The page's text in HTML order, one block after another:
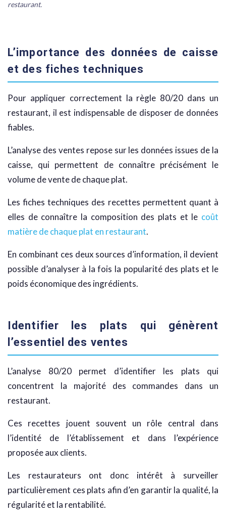
restaurant.
L’importance des données de caisse
et des fiches techniques
Pour appliquer correctement la règle 80/20 dans un
restaurant, il est indispensable de disposer de données
fiables.
L’analyse des ventes repose sur les données issues de la
caisse, qui permettent de connaître précisément le
volume de vente de chaque plat.
Les fiches techniques des recettes permettent quant à
elles de connaître la composition des plats et le coût
matière de chaque plat en restaurant.
En combinant ces deux sources d’information, il devient
possible d’analyser à la fois la popularité des plats et le
poids économique des ingrédients.
Identifier les plats qui génèrent
l’essentiel des ventes
L’analyse 80/20 permet d’identifier les plats qui
concentrent la majorité des commandes dans un
restaurant.
Ces recettes jouent souvent un rôle central dans
l’identité de l’établissement et dans l’expérience
proposée aux clients.
Les restaurateurs ont donc intérêt à surveiller
particulièrement ces plats afin d’en garantir la qualité, la
régularité et la rentabilité.